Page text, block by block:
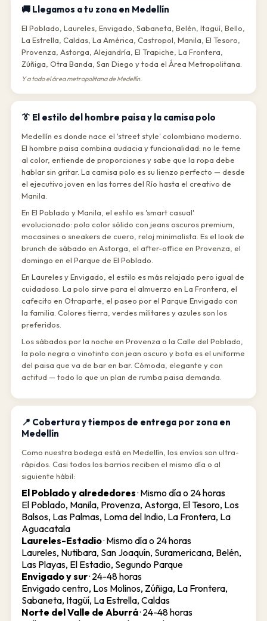
🚚 Llegamos a tu zona en Medellín
El Poblado, Laureles, Envigado, Sabaneta, Belén, Itagüí, Bello,
La Estrella, Caldas, La América, Castropol, Manila, El Tesoro,
Provenza, Astorga, Alejandría, El Trapiche, La Frontera,
Zúñiga, Otra Banda, San Diego y toda el Área Metropolitana.
Y a todo el área metropolitana de Medellín.
👔 El estilo del hombre paisa y la camisa polo
Medellín es donde nace el 'street style' colombiano moderno.
El hombre paisa combina audacia y funcionalidad: no le teme
al color, entiende de proporciones y sabe que la ropa debe
hablar sin gritar. La camisa polo es su lienzo perfecto — desde
el ejecutivo joven en las torres del Río hasta el creativo de
Manila.
En El Poblado y Manila, el estilo es 'smart casual'
evolucionado: polo color sólido con jeans oscuros premium,
mocasines o sneakers de cuero, reloj minimalista. Es el look de
brunch de sábado en Astorga, el after-office en Provenza, el
domingo en el Parque de El Poblado.
En Laureles y Envigado, el estilo es más relajado pero igual de
cuidadoso. La polo sirve para el almuerzo en La Frontera, el
cafecito en Otraparte, el paseo por el Parque Envigado con
la familia. Colores tierra, verdes militares y azules son los
preferidos.
Los sábados por la noche en Provenza o la Calle del Poblado,
la polo negra o vinotinto con jean oscuro y bota es el uniforme
del paisa que va de bar en bar. Cómoda, elegante y con
actitud — todo lo que un plan de rumba paisa demanda.
📍 Cobertura y tiempos de entrega por zona en
Medellín
Como nuestra bodega está en Medellín, los envíos son ultra-
rápidos. Casi todos los barrios reciben el mismo día o al
siguiente hábil:
El Poblado y alrededores· Mismo día o 24 horas
El Poblado, Manila, Provenza, Astorga, El Tesoro, Los
Balsos, Las Palmas, Loma del Indio, La Frontera, La
Aguacatala
Laureles-Estadio· Mismo día o 24 horas
Laureles, Nutibara, San Joaquín, Suramericana, Belén,
Las Playas, El Estadio, Segundo Parque
Envigado y sur· 24-48 horas
Envigado centro, Los Molinos, Zúñiga, La Frontera,
Sabaneta, Itagüí, La Estrella, Caldas
Norte del Valle de Aburrá· 24-48 horas